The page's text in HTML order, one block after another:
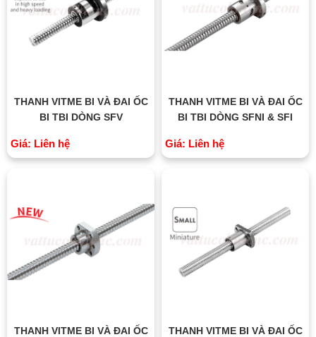
THANH VITME BI VÀ ĐAI ỐC
BI TBI DÒNG SFV
Giá: Liên hệ
THANH VITME BI VÀ ĐAI ỐC
BI TBI DÒNG SFNI & SFI
Giá: Liên hệ
THANH VITME BI VÀ ĐAI ỐC
THANH VITME BI VÀ ĐAI ỐC